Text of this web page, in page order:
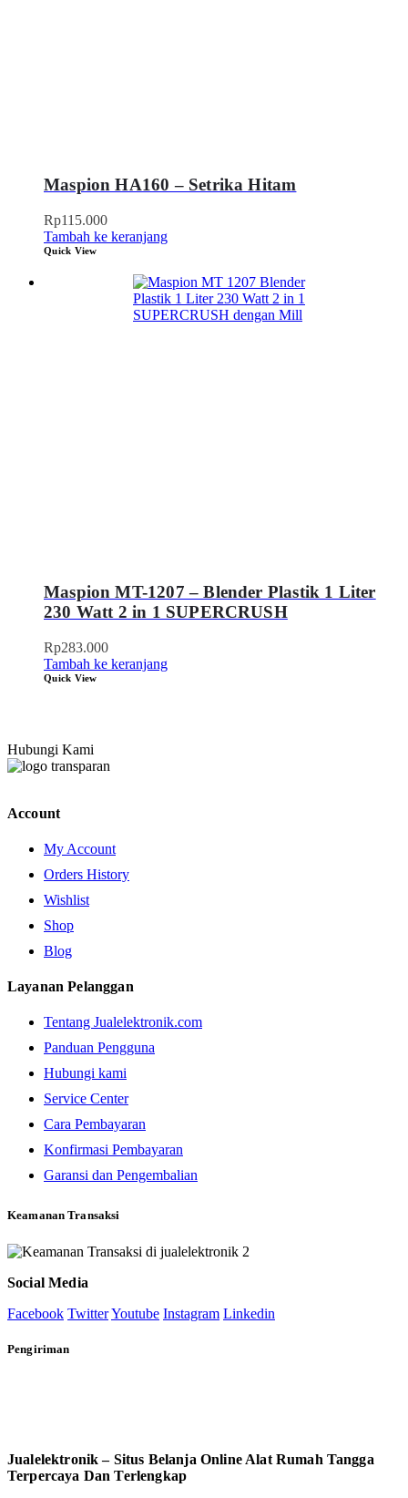
Maspion HA160 – Setrika Hitam
Rp115.000
Tambah ke keranjang
Quick View
Maspion MT-1207 – Blender Plastik 1 Liter
230 Watt 2 in 1 SUPERCRUSH
Rp283.000
Tambah ke keranjang
Quick View
Hubungi Kami
Account
My Account
Orders History
Wishlist
Shop
Blog
Layanan Pelanggan
Tentang Jualelektronik.com
Panduan Pengguna
Hubungi kami
Service Center
Cara Pembayaran
Konfirmasi Pembayaran
Garansi dan Pengembalian
Keamanan Transaksi
Social Media
Facebook TwitterYoutube Instagram Linkedin
Pengiriman
Jualelektronik – Situs Belanja Online Alat Rumah Tangga
Terpercaya Dan Terlengkap